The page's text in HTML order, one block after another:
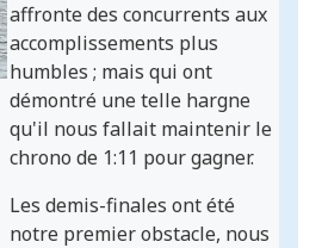
affronte des concurrents aux
accomplissements plus
humbles ; mais qui ont
démontré une telle hargne
qu'il nous fallait maintenir le
chrono de 1:11 pour gagner.
Les demis-finales ont été
notre premier obstacle, nous